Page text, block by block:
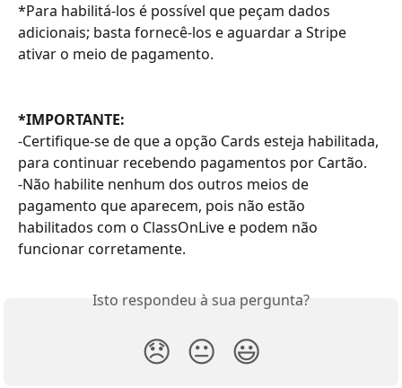
*Para habilitá-los é possível que peçam dados
adicionais; basta fornecê-los e aguardar a Stripe
ativar o meio de pagamento.
*IMPORTANTE:
-Certifique-se de que a opção Cards esteja habilitada,
para continuar recebendo pagamentos por Cartão.
-Não habilite nenhum dos outros meios de
pagamento que aparecem, pois não estão
habilitados com o ClassOnLive e podem não
funcionar corretamente.
Isto respondeu à sua pergunta?
😞 😐 😃